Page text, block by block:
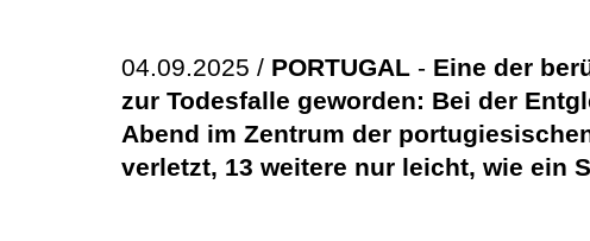
04.09.2025 / PORTUGAL - Eine der
zur Todesfalle geworden: Bei der
Abend im Zentrum der
verletzt, 13 weitere nur leicht, wie ein